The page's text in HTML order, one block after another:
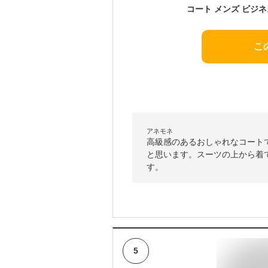
こ
アネモネ
高級感のあるおしゃれなコー
と思います。スーツの上から
す。
5